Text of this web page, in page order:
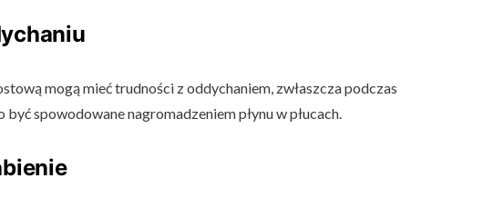
mogą mieć trudności z oddychaniem, zwłaszcza podczas
spowodowane nagromadzeniem płynu w płucach.